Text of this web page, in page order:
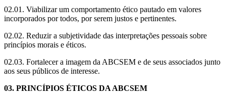
02.01. Viabilizar um comportamento ético pautado em valores
incorporados por todos, por serem justos e pertinentes.
02.02. Reduzir a subjetividade das interpretações pessoais sobre
princípios morais e éticos.
02.03. Fortalecer a imagem da ABCSEM e de seus associados junto
aos seus públicos de interesse.
03. PRINCÍPIOS ÉTICOS DA ABCSEM